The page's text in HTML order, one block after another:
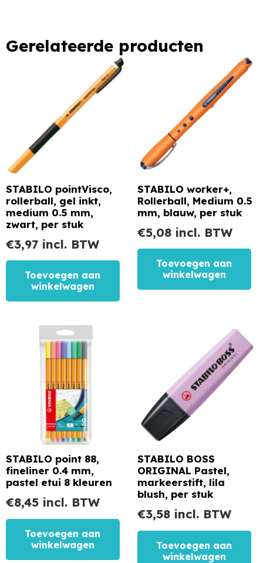
Gerelateerde producten
STABILO pointVisco,
rollerball, gel inkt,
medium 0.5 mm,
zwart, per stuk
€3,97 incl. BTW
Toevoegen aan
winkelwagen
STABILO worker+,
Rollerball, Medium 0.5
mm, blauw, per stuk
€5,08 incl. BTW
Toevoegen aan
winkelwagen
STABILO point 88,
fineliner 0.4 mm,
pastel etui 8 kleuren
€8,45 incl. BTW
Toevoegen aan
winkelwagen
STABILO BOSS
ORIGINAL Pastel,
markeerstift, lila
blush, per stuk
€3,58 incl. BTW
Toevoegen aan
winkelwagen